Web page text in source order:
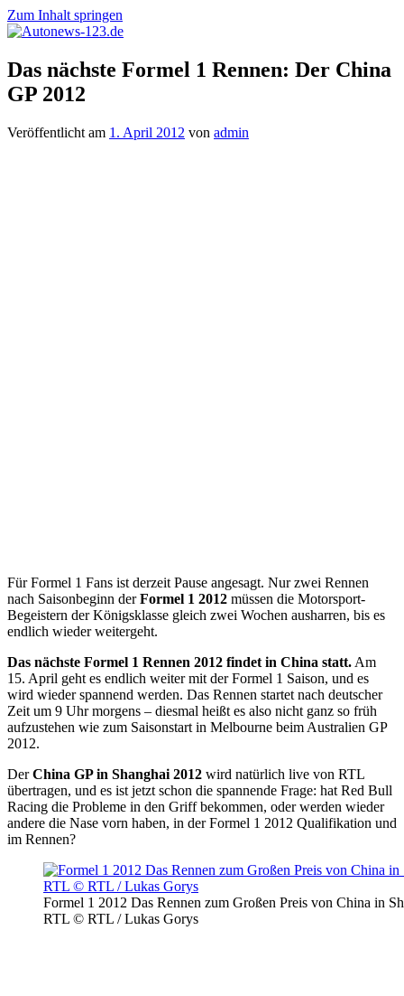
Zum Inhalt springen
Autonews-
123.de
Autonews
mit
Charme
Das nächste Formel 1 Rennen: Der China
GP 2012
Veröffentlicht am 1. April 2012 von admin
Für Formel 1 Fans ist derzeit Pause angesagt. Nur zwei Rennen
nach Saisonbeginn derFormel 1 2012 müssen die Motorsport-
Begeistern der Königsklasse gleich zwei Wochen ausharren, bis es
endlich wieder weitergeht.
Das nächste Formel 1 Rennen 2012 findet in China statt. Am
15. April geht es endlich weiter mit der Formel 1 Saison, und es
wird wieder spannend werden. Das Rennen startet nach deutscher
Zeit um 9 Uhr morgens – diesmal heißt es also nicht ganz so früh
aufzustehen wie zum Saisonstart in Melbourne beim Australien GP
2012.
DerChina GP in Shanghai 2012 wird natürlich live von RTL
übertragen, und es ist jetzt schon die spannende Frage: hat Red Bull
Racing die Probleme in den Griff bekommen, oder werden wieder
andere die Nase vorn haben, in der Formel 1 2012 Qualifikation und
im Rennen?
Formel 1 2012 Das Rennen zum Großen Preis von China in
RTL © RTL / Lukas Gorys